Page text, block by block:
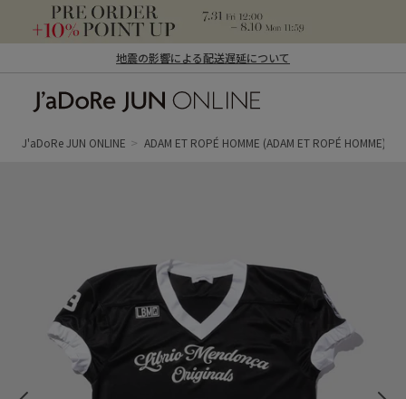
地震の影響による配送遅延について
ン オンライン）
J'aDoRe JUN ONLINE ADAM ET ROPÉ HOMME (ADAM ET ROPÉ HOMME)